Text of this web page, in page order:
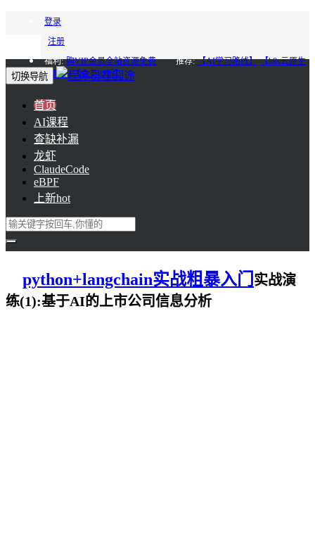
登录
注册
福利: 购VIP会员全站资源免费 推荐: 【AI学习路线】 【k8s云原生
进阶】 【会员85折】
切换导航
首页
AI课程
查缺补漏
龙虾
ClaudeCode
eBPF
上新hot
python+langchain实战粗暴入门
实战演
练(1):基于AI的上市公司信息分析